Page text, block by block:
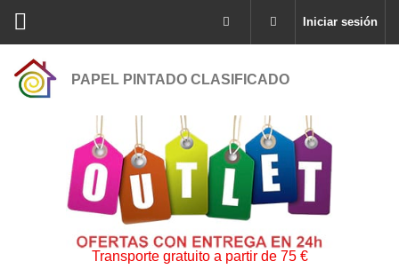
Iniciar sesión
PAPEL PINTADO CLASIFICADO
Transporte gratuito a partir de 75 €